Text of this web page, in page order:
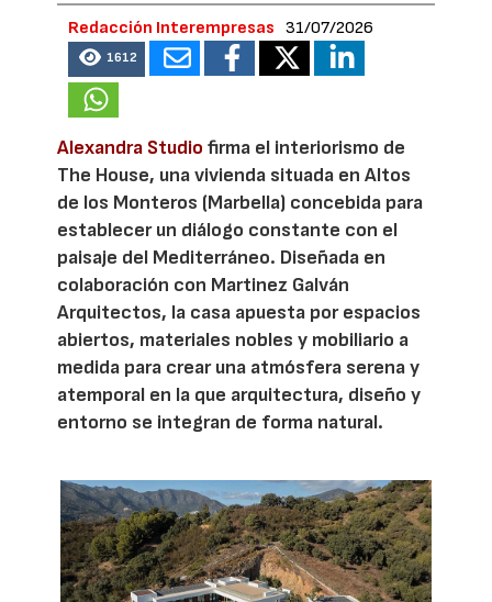
Redacción Interempresas 31/07/2026
1612
Alexandra Studio firma el interiorismo de
The House, una vivienda situada en Altos
de los Monteros (Marbella) concebida para
establecer un diálogo constante con el
paisaje del Mediterráneo. Diseñada en
colaboración con Martinez Galván
Arquitectos, la casa apuesta por espacios
abiertos, materiales nobles y mobiliario a
medida para crear una atmósfera serena y
atemporal en la que arquitectura, diseño y
entorno se integran de forma natural.